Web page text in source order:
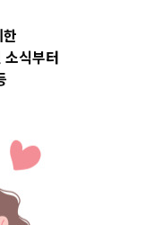
소
식부터